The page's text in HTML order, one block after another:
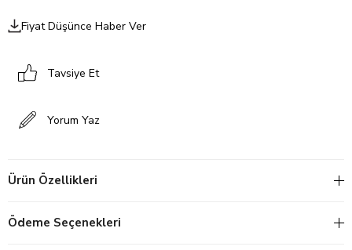
Fiyat Düşünce Haber Ver
Tavsiye Et
Yorum Yaz
Ürün Özellikleri
Ödeme Seçenekleri